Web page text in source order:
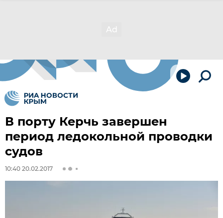
В порту Керчь завершен
период ледокольной проводки
судов
10:40 20.02.2017